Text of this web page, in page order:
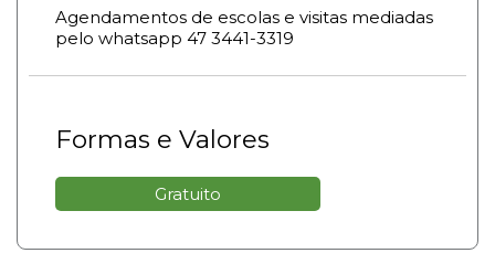
Agendamentos de escolas e visitas mediadas
pelo whatsapp 47 3441-3319
Formas e Valores
Gratuito